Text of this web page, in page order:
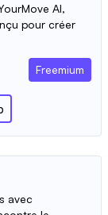
AI,
pour créer
Freemium
avec